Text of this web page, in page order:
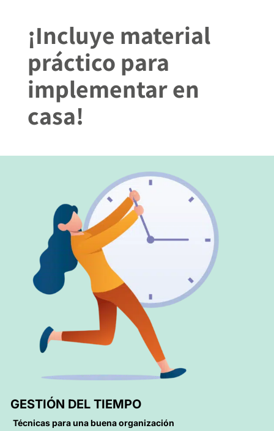
¡Incluye material
práctico para
implementar en
casa!
GESTIÓN DEL TIEMPO
Técnicas para una buena organización